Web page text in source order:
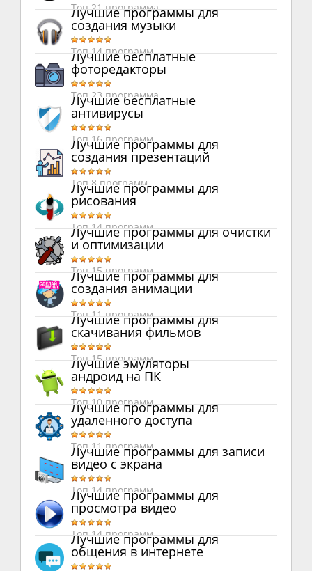
Топ 21 программа
Лучшие программы для
создания музыки
Топ 14 программ
Лучшие бесплатные
фоторедакторы
Топ 23 программа
Лучшие бесплатные
антивирусы
Топ 16 программ
Лучшие программы для
создания презентаций
Топ 8 программ
Лучшие программы для
рисования
Топ 14 программ
Лучшие программы для очистки
и оптимизации
Топ 15 программ
Лучшие программы для
создания анимации
Топ 11 программ
Лучшие программы для
скачивания фильмов
Топ 15 программ
Лучшие эмуляторы
андроид на ПК
Топ 10 программ
Лучшие программы для
удаленного доступа
Топ 11 программ
Лучшие программы для записи
видео с экрана
Топ 14 программ
Лучшие программы для
просмотра видео
Топ 14 программ
Лучшие программы для
общения в интернете